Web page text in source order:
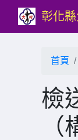
彰化
首頁
檢